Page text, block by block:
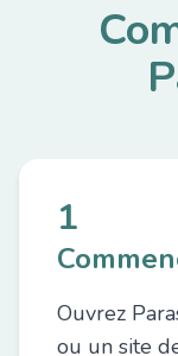
1
Ouvrez
ou un site